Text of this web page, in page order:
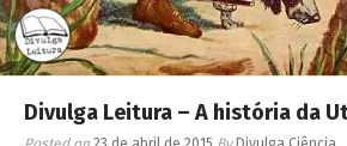
Divulga Leitura – A história da